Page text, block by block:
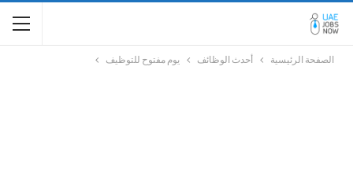
الصفحة الرئيسية أحدث الوظائف يوم مفتوح للتوظيف